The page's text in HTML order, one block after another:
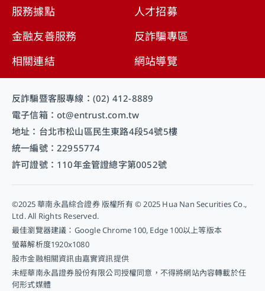
服務據點
人才招募
金融友善服務
反詐騙專區
相關連結
網站導覽
反詐騙暨客服專線：(02) 412-8889
電子信箱：ot@entrust.com.tw
地址：台北市松山區民生東路4段54號5樓
統一編號：22955774
許可證號：110年金管證總字第0052號
©2025 華南永昌綜合證券 版權所有 © 2025 Hua Nan Securities Co.,
Ltd. All Rights Reserved.
最佳瀏覽器建議：Google Chrome 100, Edge 100以上等版本
螢幕解析度1920x1080
股市金融相關資訊由嘉實資訊提供
未經華南永昌證券股份有限公司授權同意，不得將網站內容轉載於任
何形式媒體